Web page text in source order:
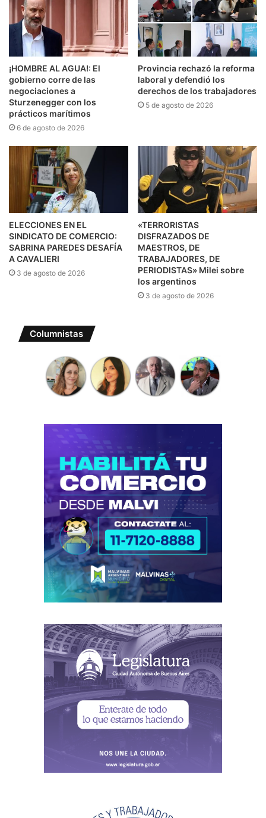
¡HOMBRE AL AGUA!: El
gobierno corre de las
negociaciones a
Sturzenegger con los
prácticos marítimos
6 de agosto de 2026
Provincia rechazó la reforma
laboral y defendió los
derechos de los trabajadores
5 de agosto de 2026
ELECCIONES EN EL
SINDICATO DE COMERCIO:
SABRINA PAREDES DESAFÍA
A CAVALIERI
3 de agosto de 2026
«TERRORISTAS
DISFRAZADOS DE
MAESTROS, DE
TRABAJADORES, DE
PERIODISTAS» Milei sobre
los argentinos
3 de agosto de 2026
Columnistas